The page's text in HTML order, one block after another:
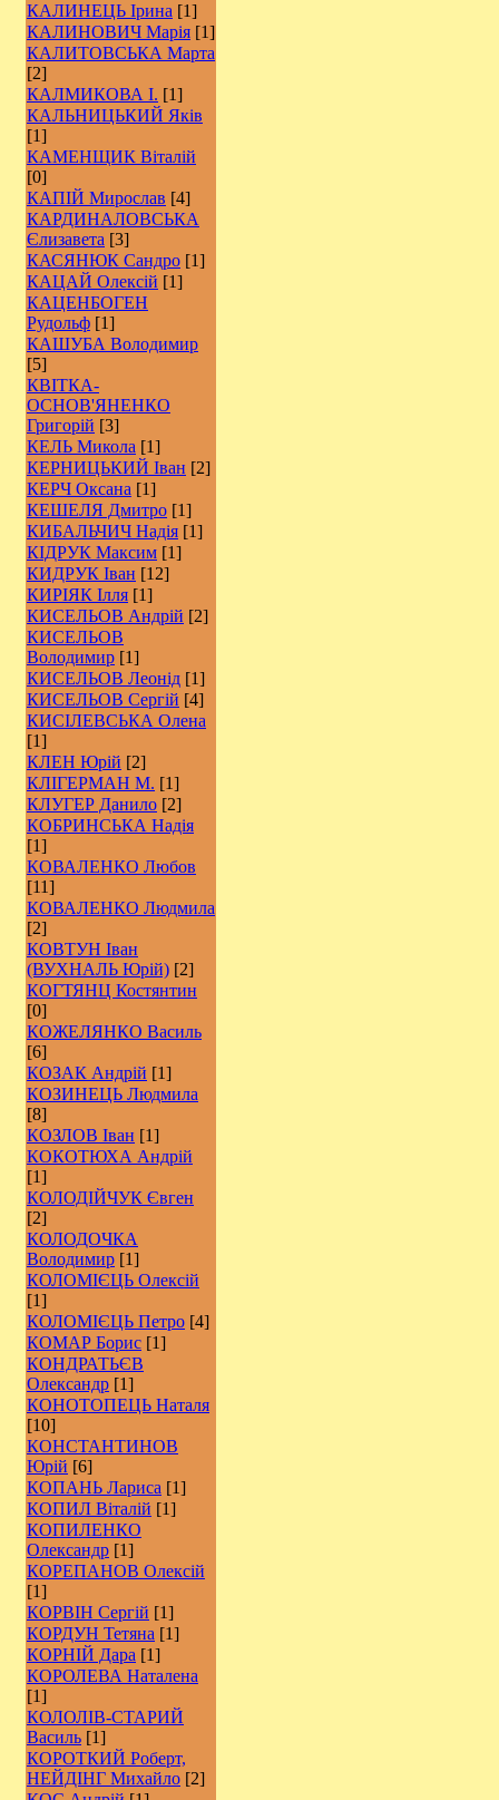
КАЛИНЕЦЬ Ірина [1]
КАЛИНОВИЧ Марія [1]
КАЛИТОВСЬКА Марта
[2]
КАЛМИКОВА І. [1]
КАЛЬНИЦЬКИЙ Яків
[1]
КАМЕНЩИК Віталій
[0]
КАПІЙ Мирослав [4]
КАРДИНАЛОВСЬКА
Єлизавета [3]
КАСЯНЮК Сандро [1]
КАЦАЙ Олексій [1]
КАЦЕНБОГЕН
Рудольф [1]
КАШУБА Володимир
[5]
КВІТКА-
ОСНОВ'ЯНЕНКО
Григорій [3]
КЕЛЬ Микола [1]
КЕРНИЦЬКИЙ Іван [2]
КЕРЧ Оксана [1]
КЕШЕЛЯ Дмитро [1]
КИБАЛЬЧИЧ Надія [1]
КІДРУК Максим [1]
КИДРУК Іван [12]
КИРІЯК Ілля [1]
КИСЕЛЬОВ Андрій [2]
КИСЕЛЬОВ
Володимир [1]
КИСЕЛЬОВ Леонід [1]
КИСЕЛЬОВ Сергій [4]
КИСІЛЕВСЬКА Олена
[1]
КЛЕН Юрій [2]
КЛІГЕРМАН М. [1]
КЛУГЕР Данило [2]
КОБРИНСЬКА Надія
[1]
КОВАЛЕНКО Любов
[11]
КОВАЛЕНКО Людмила
[2]
КОВТУН Іван
(ВУХНАЛЬ Юрій) [2]
КОГТЯНЦ Костянтин
[0]
КОЖЕЛЯНКО Василь
[6]
КОЗАК Андрій [1]
КОЗИНЕЦЬ Людмила
[8]
КОЗЛОВ Іван [1]
КОКОТЮХА Андрій
[1]
КОЛОДІЙЧУК Євген
[2]
КОЛОДОЧКА
Володимир [1]
КОЛОМІЄЦЬ Олексій
[1]
КОЛОМІЄЦЬ Петро [4]
КОМАР Борис [1]
КОНДРАТЬЄВ
Олександр [1]
КОНОТОПЕЦЬ Наталя
[10]
КОНСТАНТИНОВ
Юрій [6]
КОПАНЬ Лариса [1]
КОПИЛ Віталій [1]
КОПИЛЕНКО
Олександр [1]
КОРЕПАНОВ Олексій
[1]
КОРВІН Сергій [1]
КОРДУН Тетяна [1]
КОРНІЙ Дара [1]
КОРОЛЕВА Наталена
[1]
КОЛОЛІВ-СТАРИЙ
Василь [1]
КОРОТКИЙ Роберт,
НЕЙДІНГ Михайло [2]